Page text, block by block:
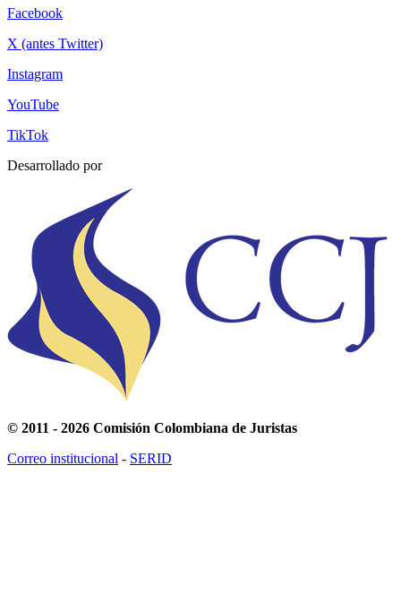
Facebook
X (antes Twitter)
Instagram
YouTube
TikTok
Desarrollado por
© 2011 - 2026 Comisión Colombiana de Juristas
Correo institucional - SERID